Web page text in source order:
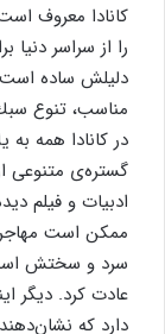
كانادا معروف
را از سراسر
دلیلش ساده
مناسب، تنوع
در كانادا همه
گستره‌ی متنوعی
ادبیات و فیلم
ممكن است
سرد و سختش است
عادت كرد. دیگر
دارد كه